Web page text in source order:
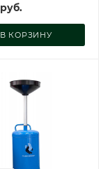
руб.
В КОРЗИНУ